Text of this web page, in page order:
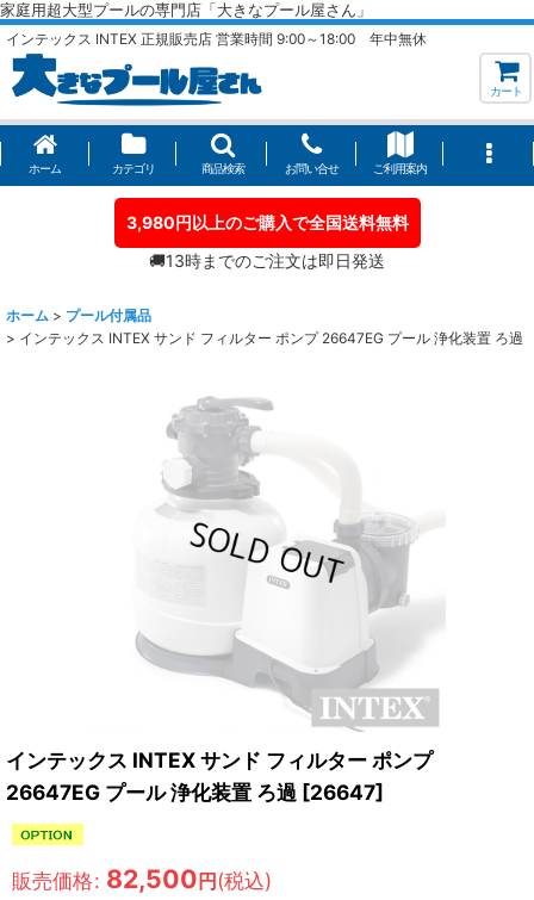
家庭用超大型プールの専門店「大きなプール屋さん」
インテックス INTEX 正規販売店 営業時間 9:00～18:00 年中無休
カート
ホーム カテゴリ 商品検索 お問い合せ ご利用案内
3,980円以上のご購入で全国送料無料
🚚13時までのご注文は即日発送
ホーム > プール付属品
> インテックス INTEX サンド フィルター ポンプ 26647EG プール 浄化装置 ろ過
インテックス INTEX サンド フィルター ポンプ
26647EG プール 浄化装置 ろ過 [26647]
販売価格: 82,500 円 (税込)